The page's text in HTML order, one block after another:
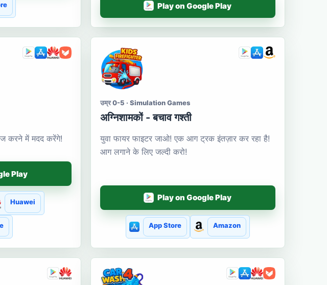
Play on Google Play
करने में मदद करेंगे!
Play
Huawei
उम्र 0-5 · Simulation Games
अग्निशामकों - बचाव गश्ती
युवा फायर फाइटर जाओ! एक आग ट्रक इंतज़ार कर रहा है!
आग लगाने के लिए जल्दी करो!
Play on Google Play
App Store Amazon